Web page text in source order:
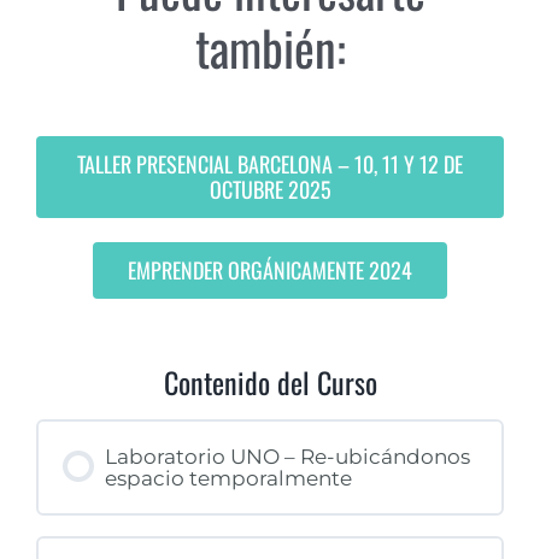
también:
TALLER PRESENCIAL BARCELONA – 10, 11 Y 12 DE
OCTUBRE 2025
EMPRENDER ORGÁNICAMENTE 2024
Contenido del Curso
Laboratorio UNO – Re-ubicándonos
espacio temporalmente